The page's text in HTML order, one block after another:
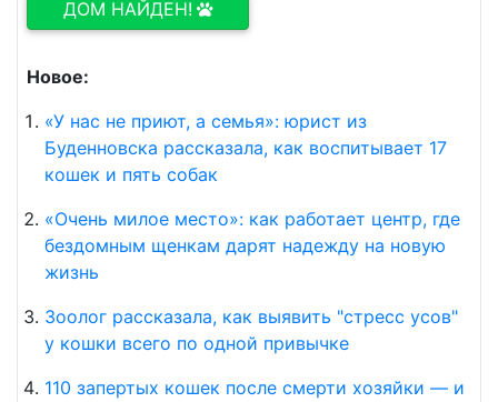
ДОМ НАЙДЕН!
Новое:
«У нас не приют, а семья»: юрист из
Буденновска рассказала, как воспитывает 17
кошек и пять собак
«Очень милое место»: как работает центр, где
бездомным щенкам дарят надежду на новую
жизнь
Зоолог рассказала, как выявить "стресс усов"
у кошки всего по одной привычке
110 запертых кошек после смерти хозяйки — и